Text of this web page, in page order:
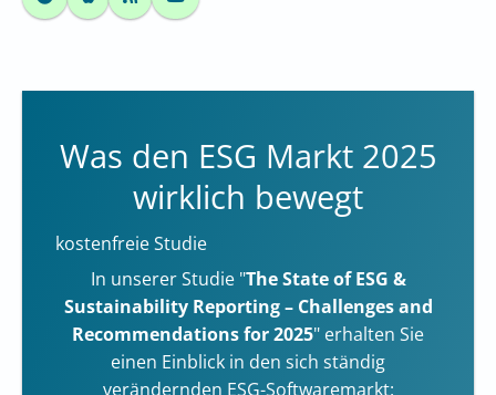
Was den ESG Markt 2025
wirklich bewegt
kostenfreie Studie
In unserer Studie "The State of ESG &
Sustainability Reporting – Challenges and
Recommendations for 2025" erhalten Sie
einen Einblick in den sich ständig
verändernden ESG-Softwaremarkt: